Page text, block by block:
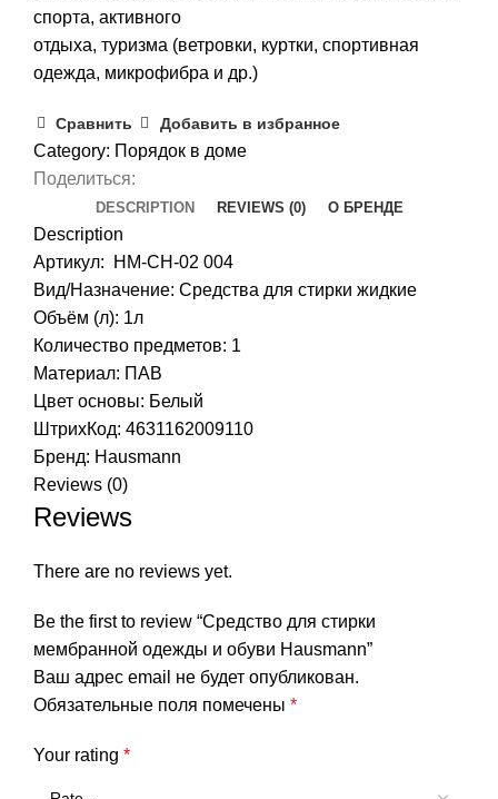
спорта, активного
отдыха, туризма (ветровки, куртки, спортивная
одежда, микрофибра и др.)
Сравнить Добавить в избранное
Category: Порядок в доме
Поделиться:
DESCRIPTION REVIEWS (0) О БРЕНДЕ
Description
Артикул: HM-CH-02 004
Вид/Назначение: Средства для стирки жидкие
Объём (л): 1л
Количество предметов: 1
Материал: ПАВ
Цвет основы: Белый
ШтрихКод: 4631162009110
Бренд: Hausmann
Reviews (0)
Reviews
There are no reviews yet.
Be the first to review “Средство для стирки
мембранной одежды и обуви Hausmann”
Ваш адрес email не будет опубликован.
Обязательные поля помечены *
Your rating *